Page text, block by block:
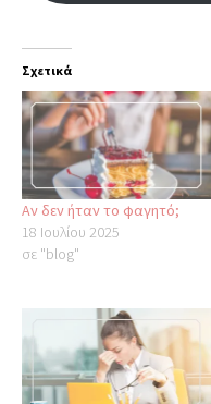
Σχετικά
Αν δεν ήταν το φαγητό;
18 Ιουλίου 2025
σε "blog"